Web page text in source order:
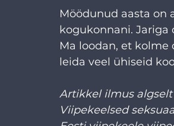
Möödunud aasta
kogukonnani.
Ma loodan, et
leida veel ühiseid
Artikkel ilmus algselt
Viipekeelsed